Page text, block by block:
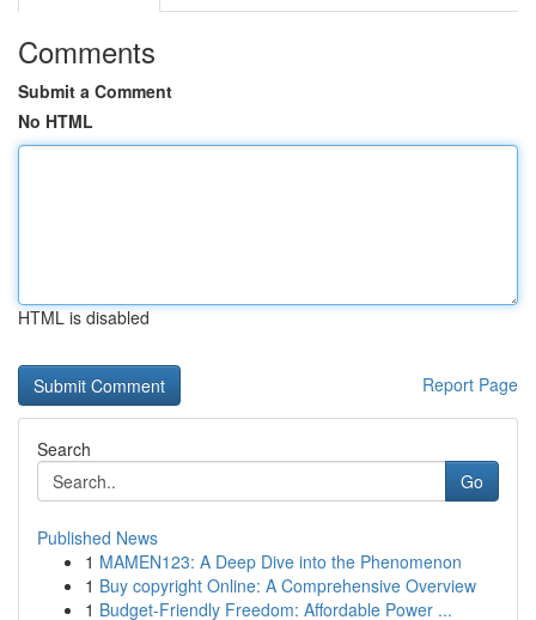
Comments
Submit a Comment
No HTML
HTML is disabled
Report Page
Search
Go
Published News
1 MAMEN123: A Deep Dive into the Phenomenon
1 Buy copyright Online: A Comprehensive Overview
1 Budget-Friendly Freedom: Affordable Power ...